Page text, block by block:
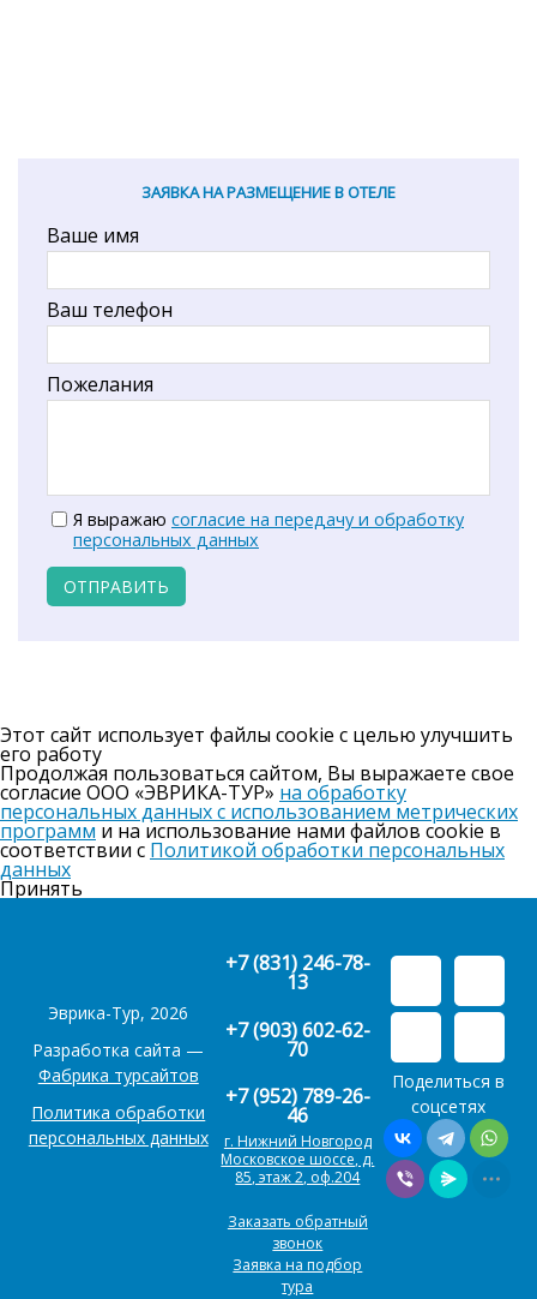
ЗАЯВКА НА РАЗМЕЩЕНИЕ В ОТЕЛЕ
Ваше имя
Ваш телефон
Пожелания
Я выражаю согласие на передачу и обработку
персональных данных
ОТПРАВИТЬ
Этот сайт использует файлы cookie с целью улучшить
его работу
Продолжая пользоваться сайтом, Вы выражаете свое
согласие ООО «ЭВРИКА-ТУР» на обработку
персональных данных с использованием метрических
программ и на использование нами файлов cookie в
соответствии с Политикой обработки персональных
данных
Принять
Эврика-Тур, 2026
Разработка сайта —
Фабрика турсайтов
Политика обработки
персональных данных
Поделиться в
соцсетях
+7 (831) 246-78-
13
+7 (903) 602-62-
70
+7 (952) 789-26-
46
г. Нижний Новгород
Московское шоссе, д.
85, этаж 2, оф.204
Заказать обратный
звонок
Заявка на подбор
тура